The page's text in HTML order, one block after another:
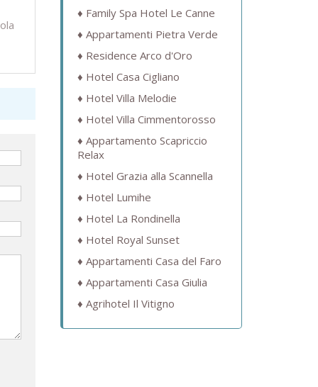
Family Spa Hotel Le Canne
Appartamenti Pietra Verde
Residence Arco d'Oro
Hotel Casa Cigliano
Hotel Villa Melodie
Hotel Villa Cimmentorosso
Appartamento Scapriccio
Relax
Hotel Grazia alla Scannella
Hotel Lumihe
Hotel La Rondinella
Hotel Royal Sunset
Appartamenti Casa del Faro
Appartamenti Casa Giulia
Agrihotel Il Vitigno